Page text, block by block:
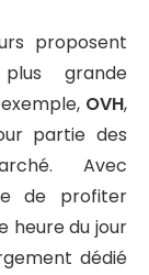
proposent
grande
OVH,
partie des
Avec
de profiter
heure du jour
dédié